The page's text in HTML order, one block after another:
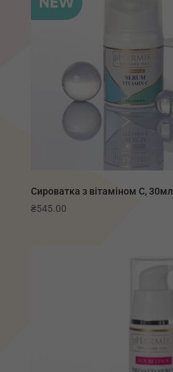
Сироватка з вітаміном С, 30мл
₴545.00